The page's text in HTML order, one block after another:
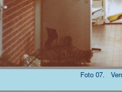
Foto 07.